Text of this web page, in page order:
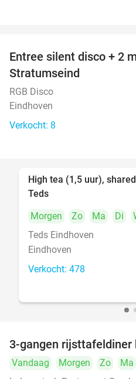
Entree silent disco + 2
Stratumseind
RGB Disco
Eindhoven
Verkocht: 8
High tea (1,5 uur),
Teds
Morgen
Zo Ma Di
Teds Eindhoven
Eindhoven
Verkocht: 478
3-gangen rijsttafeldiner
Vandaag Morgen Zo Ma